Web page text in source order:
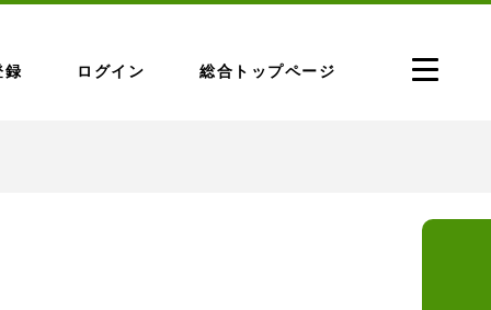
録 ログイン 総合トップページ